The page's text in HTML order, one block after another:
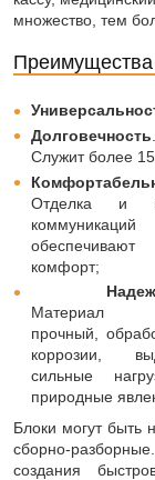
множество, тем
Преимущества
Долговечность
Служит более
Отделка и
коммуникаций
обеспечивают
комфорт;
Материал
прочный,
коррозии,
сильные
природные
Блоки могут быть
сборно-
создания